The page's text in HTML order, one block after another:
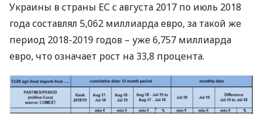
Украины в страны ЕС с августа 2017 по июль 2018
года составлял 5,062 миллиарда евро, за такой же
период 2018-2019 годов – уже 6,757 миллиарда
евро, что означает рост на 33,8 процента.